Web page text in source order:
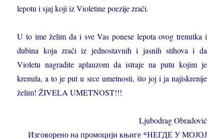
lepotu i sjaj koji iz Violetine poezije zrači.
U to ime želim da i sve Vas ponese lepota ovog trenutka i
dubina koja zrači iz jednostavnih i jasnih stihova i da
Violetu nagradite aplauzom da istraje na putu kojim je
krenula, a to je put u srce umetnosti, što joj i ja najiskrenije
želim! ŽIVELA UMETNOST!!!
Ljubodrag Obradović
Изговорено на промоцији књиге *НЕГДЕ У МОЈОЈ